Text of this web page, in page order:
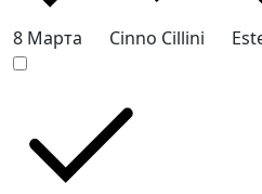
8 Марта Cinno Cillini